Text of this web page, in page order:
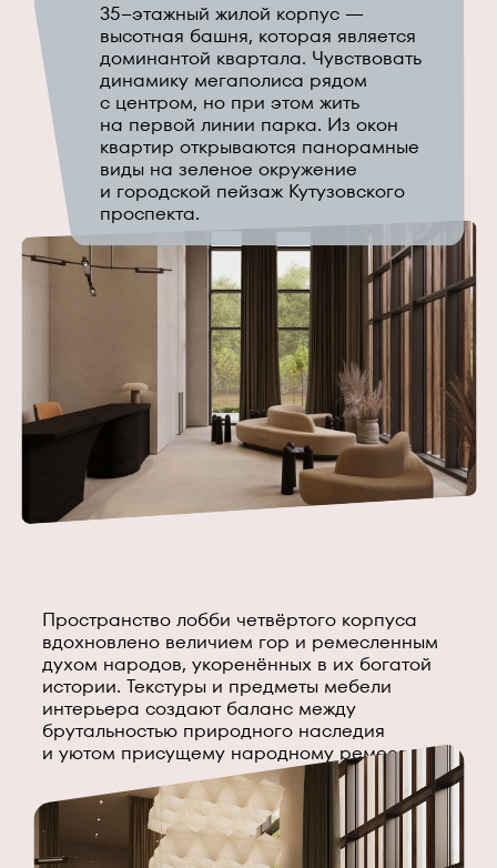
35–этажный жилой корпус —
высотная башня, которая является
доминантой квартала. Чувствовать
динамику мегаполиса рядом
с центром, но при этом жить
на первой линии парка. Из окон
квартир открываются панорамные
виды на зеленое окружение
и городской пейзаж Кутузовского
проспекта.
Пространство лобби четвёртого корпуса
вдохновлено величием гор и ремесленным
духом народов, укоренённых в их богатой
истории. Текстуры и предметы мебели
интерьера создают баланс между
брутальностью природного наследия
и уютом присущему народному ремеслу.